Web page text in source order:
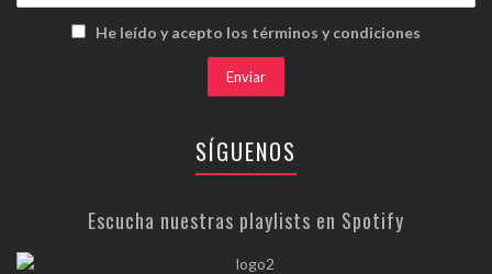
He leído y acepto los términos y condiciones
SÍGUENOS
Escucha nuestras playlists en Spotify